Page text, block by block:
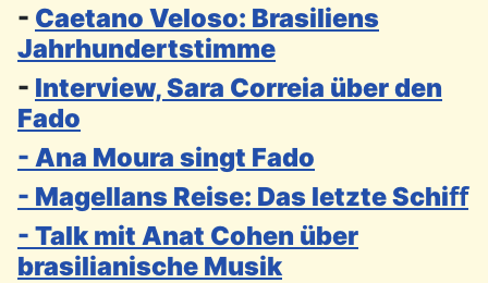
- Caetano Veloso: Brasiliens
Jahrhundertstimme
- Interview, Sara Correia über den
Fado
- Ana Moura singt Fado
- Magellans Reise: Das letzte Schiﬀ
- Talk mit Anat Cohen über
brasilianische Musik